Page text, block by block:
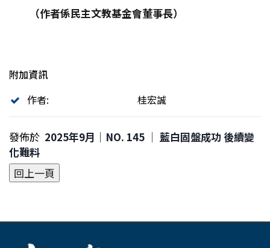
（作者係民主文教基金會董事長）
附加資訊
作者:
桂宏誠
發佈於 2025年9月｜NO. 145 │ 藍白固盤成功 後續變
化難料